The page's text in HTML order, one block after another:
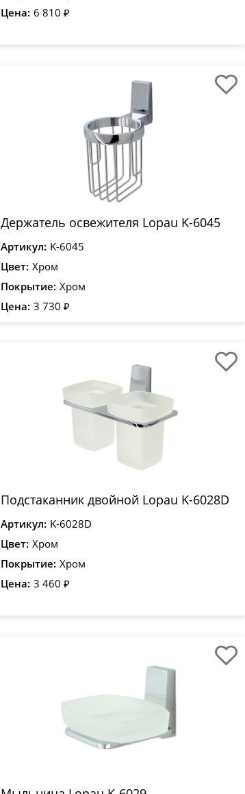
Цена: 6 810 ₽
Держатель освежителя Lopau K-6045
Артикул: K-6045
Цвет: Хром
Покрытие: Хром
Цена: 3 730 ₽
Подстаканник двойной Lopau K-6028D
Артикул: K-6028D
Цвет: Хром
Покрытие: Хром
Цена: 3 460 ₽